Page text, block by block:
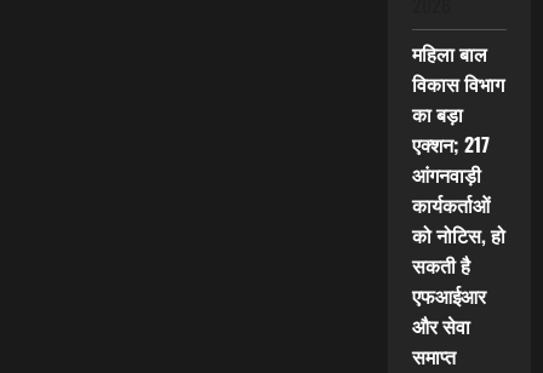
महिला बाल
विकास विभाग
का बड़ा
एक्शन; 217
आंगनवाड़ी
कार्यकर्ताओं
को नोटिस, हो
सकती है
एफआईआर
और सेवा
समाप्त